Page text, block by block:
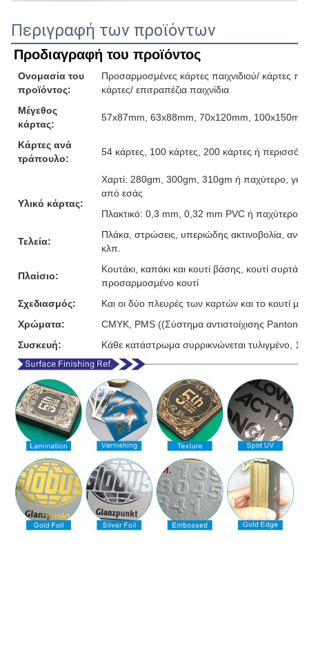
Περιγραφή των προϊόντων
Προδιαγραφή του προϊόντος
Ονομασία του
προϊόντος:
Προσαρμοσμένες κάρτες παιχνιδιού/ κάρτες
κάρτες/ επιτραπέζια παιχνίδια
Μέγεθος
κάρτας:
57x87mm, 63x88mm, 70x120mm,
Κάρτες ανά
τράπουλο:
54 κάρτες, 100 κάρτες, 200 κάρτες ή
Υλικό κάρτας:
Χαρτί: 280gm, 300gm, 310gm ή παχύτερο,
από εσάς
Πλακτικό: 0,3 mm, 0,32 mm PVC ή παχύτερο
Τελεία:
Πλάκα, στρώσεις, υπεριώδης ακτινοβολία,
κλπ.
Πλαίσιο:
Κουτάκι, καπάκι και κουτί βάσης, κουτί
προσαρμοσμένο κουτί
Σχεδιασμός:
Και οι δύο πλευρές των καρτών και το κουτί
Χρώματα:
CMYK, PMS ((Σύστημα αντιστοίχισης Pantone)
Συσκευή:
Κάθε κατάστρωμα συρρικνώνεται τυλιγμένο,